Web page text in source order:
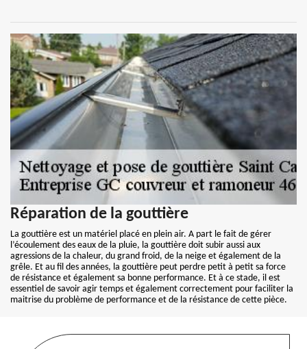
Réparation de la gouttière
La gouttière est un matériel placé en plein air. A part le fait de gérer
l’écoulement des eaux de la pluie, la gouttière doit subir aussi aux
agressions de la chaleur, du grand froid, de la neige et également de la
grêle. Et au fil des années, la gouttière peut perdre petit à petit sa force
de résistance et également sa bonne performance. Et à ce stade, il est
essentiel de savoir agir temps et également correctement pour faciliter la
maitrise du problème de performance et de la résistance de cette pièce.